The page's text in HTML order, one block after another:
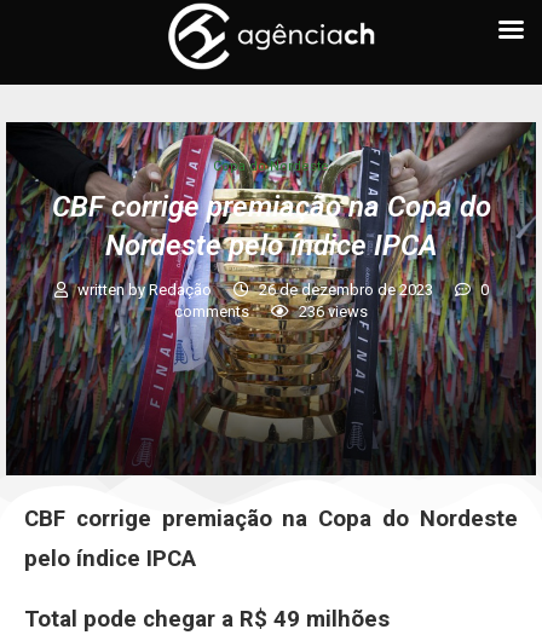
Copa do Nordeste
CBF corrige premiação na Copa do
Nordeste pelo índice IPCA
written byRedação 26 de dezembro de 2023
0
comments
236views
CBF corrige premiação na Copa do Nordeste
pelo índice IPCA
Total pode chegar a R$ 49 milhões